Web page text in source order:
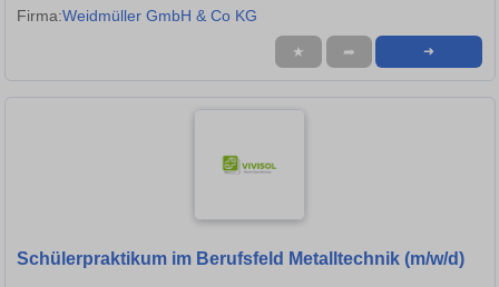
Firma:Weidmüller GmbH & Co KG
★ ➦ ➜
Schülerpraktikum im Berufsfeld Metalltechnik (m/w/d)